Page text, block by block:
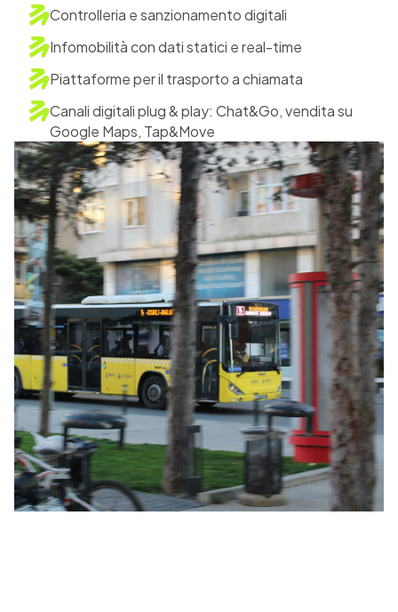
Controlleria e sanzionamento digitali
Infomobilità con dati statici e real-time
Piattaforme per il trasporto a chiamata
Canali digitali plug & play: Chat&Go, vendita su
Google Maps, Tap&Move